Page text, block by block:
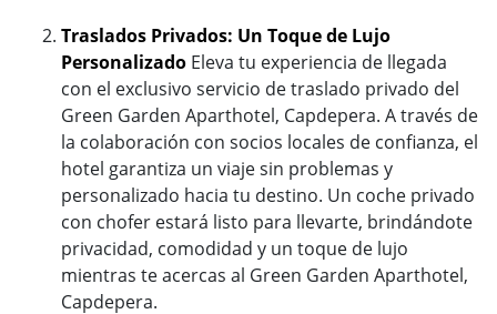
Traslados Privados: Un Toque de Lujo
Personalizado Eleva tu experiencia de llegada
con el exclusivo servicio de traslado privado del
Green Garden Aparthotel, Capdepera. A través de
la colaboración con socios locales de confianza, el
hotel garantiza un viaje sin problemas y
personalizado hacia tu destino. Un coche privado
con chofer estará listo para llevarte, brindándote
privacidad, comodidad y un toque de lujo
mientras te acercas al Green Garden Aparthotel,
Capdepera.